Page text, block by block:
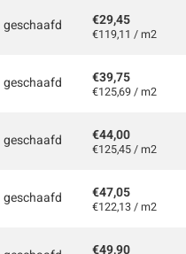
geschaafd €29,45
€119,11 / m2
geschaafd €39,75
€125,69 / m2
geschaafd €44,00
€125,45 / m2
geschaafd €47,05
€122,13 / m2
€49,90